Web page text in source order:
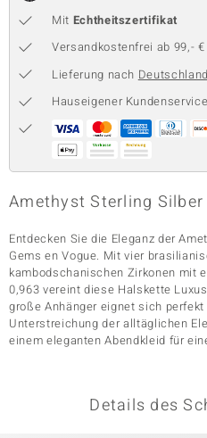
Classics
Mit Echtheitszertifikat
Versandkostenfrei ab 99,- €
Lieferung nach Deutschland
Hauseigener Kundenservice
Amethyst Sterling
Entdecken Sie die Eleganz der
Gems en Vogue. Mit vier
kambodschanischen Zirkonen mit
0,963 vereint diese Halskette
große Anhänger eignet sich
Unterstreichung der alltäglichen
einem eleganten Abendkleid für
Details des